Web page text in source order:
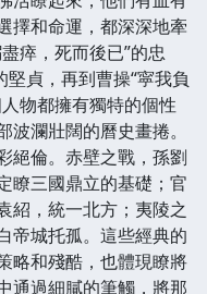
擇和命運，都深深地牽
瘁，死而後已”的忠
堅貞，再到曹操“寜我負
物都擁有獨特的個性
瀾壯闊的曆史畫捲。
絕倫。赤壁之戰，孫劉
瞭三國鼎立的基礎；官
紹，統一北方；夷陵之
帝城托孤。這些經典的
略和殘酷，也體現瞭將
通過細膩的筆觸，將那